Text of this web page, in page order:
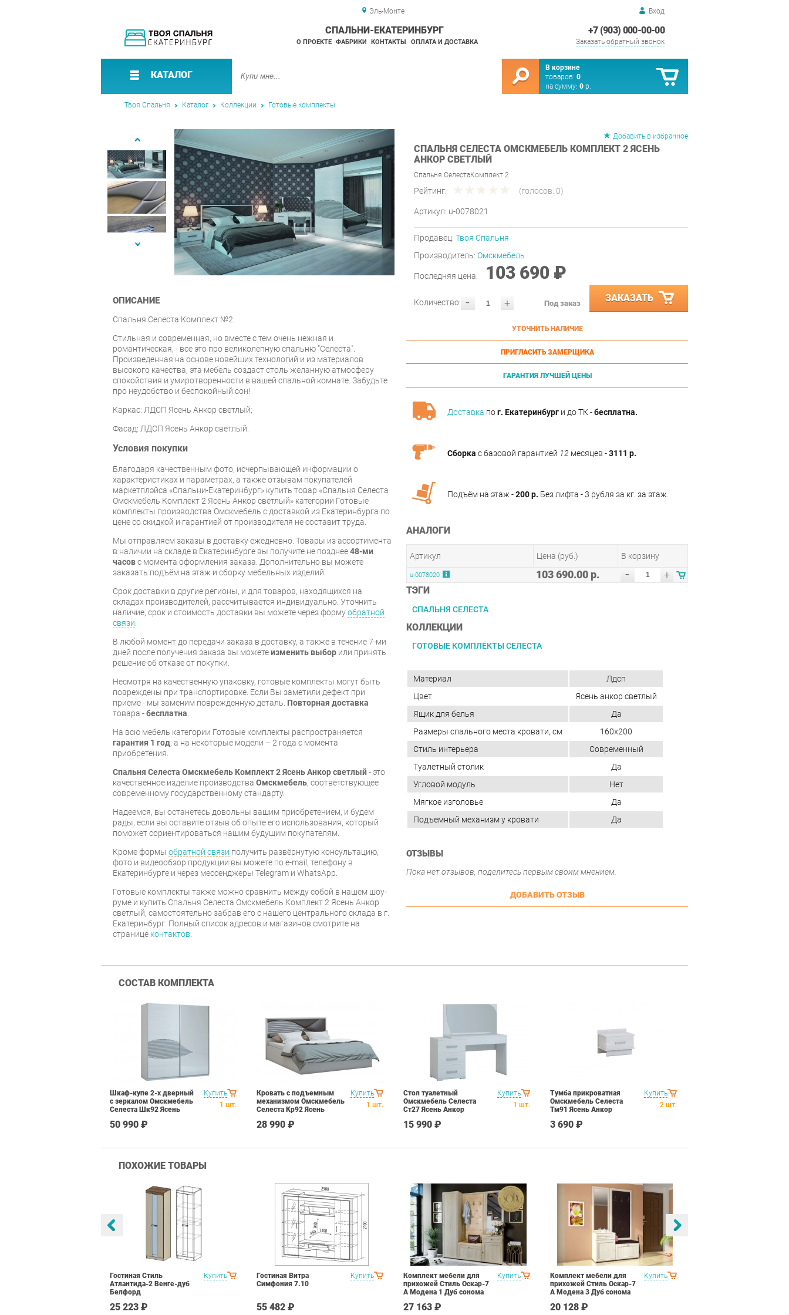
Эль-Монте Вход
+7 (903) 000-00-00
Заказать обратный звонок
СПАЛЬНИ-ЕКАТЕРИНБУРГ
О ПРОЕКТЕ ФАБРИКИ КОНТАКТЫ ОПЛАТА И ДОСТАВКА
КАТАЛОГ
В корзине
товаров: 0
на сумму: 0 р.
Твоя Спальня Каталог Коллекции Готовые комплекты
Добавить в избранное
СПАЛЬНЯ СЕЛЕСТА ОМСКМЕБЕЛЬ КОМПЛЕКТ 2 ЯСЕНЬ
АНКОР СВЕТЛЫЙ
Спальня СелестаКомплект 2
Рейтинг: (голосов: 0)
Артикул: u-0078021
Продавец: Твоя Спальня
Производитель: Омскмебель
Последняя цена: 103 690 ₽
- +
Количество: Под заказ ЗАКАЗАТЬ
УТОЧНИТЬ НАЛИЧИЕ
ПРИГЛАСИТЬ ЗАМЕРЩИКА
ГАРАНТИЯ ЛУЧШЕЙ ЦЕНЫ
Доставка пог. Екатеринбург и до ТК -бесплатна.
Сборка с базовой гарантией 12 месяцев -3111 р.
Подъём на этаж -200 р. Без лифта - 3 рубля за кг. за этаж.
АНАЛОГИ
Артикул Цена (руб.) В корзину
u-0078020 103 690.00 р. - +
ТЭГИ
СПАЛЬНЯ СЕЛЕСТА
КОЛЛЕКЦИИ
ГОТОВЫЕ КОМПЛЕКТЫ СЕЛЕСТА
ОПИСАНИЕ
Спальня Селеста Комплект №2.
Стильная и современная, но вместе с тем очень нежная и
романтическая, - все это про великолепную спальню "Селеста".
Произведенная на основе новейших технологий и из материалов
высокого качества, эта мебель создаст столь желанную атмосферу
спокойствия и умиротворенности в вашей спальной комнате. Забудьте
про неудобство и беспокойный сон!
Каркас: ЛДСП Ясень Анкор светлый;
Фасад: ЛДСП Ясень Анкор светлый.
Условия покупки
Благодаря качественным фото, исчерпывающей информации о
характеристиках и параметрах, а также отзывам покупателей
маркетплэйса «Спальни-Екатеринбург» купить товар «Спальня Селеста
Омскмебель Комплект 2 Ясень Анкор светлый» категории Готовые
комплекты производства Омскмебель с доставкой из Екатеринбурга по
цене со скидкой и гарантией от производителя не составит труда.
Мы отправляем заказы в доставку ежедневно. Товары из ассортимента
в наличии на складе в Екатеринбурге вы получите не позднее48-ми
часовс момента оформления заказа. Дополнительно вы можете
заказать подъём на этаж и сборку мебельных изделий.
Срок доставки в другие регионы, и для товаров, находящихся на
складах производителей, рассчитывается индивидуально. Уточнить
наличие, срок и стоимость доставки вы можете через формуобратной
связи
В любой момент до передачи заказа в доставку, а также в течение 7-ми
дней после получения заказа вы можетеизменить выбор или принять
решение об отказе от покупки.
Несмотря на качественную упаковку, готовые комплекты могут быть
повреждены при транспортировке. Если Вы заметили дефект при
приёме - мы заменим поврежденную деталь. Повторная доставка
товара -бесплатна
На всю мебель категории Готовые комплекты распространяется
гарантия 1 год, а на некоторые модели – 2 года с момента
приобретения.
Спальня Селеста Омскмебель Комплект 2 Ясень Анкор светлый- это
качественное изделие производства Омскмебель, соответствующее
современному государственному стандарту.
Надеемся, вы останетесь довольны вашим приобретением, и будем
рады, если вы оставите отзыв об опыте его использования, который
поможет сориентироваться нашим будущим покупателям.
Кроме формы обратной связи получить развёрнутую консультацию,
фото и видеообзор продукции вы можете по e-mail, телефону в
Екатеринбурге и через мессенджеры Telegram и WhatsApp.
Готовые комплекты также можно сравнить между собой в нашем шоу-
руме и купить Спальня Селеста Омскмебель Комплект 2 Ясень Анкор
светлый, самостоятельно забрав его с нашего центрального склада в г.
Екатеринбург. Полный список адресов и магазинов смотрите на
странице контактов
Материал
Лдсп
Цвет
Ясень анкор светлый
Ящик для белья
Да
Размеры спального места кровати, см
160x200
Стиль интерьера
Современный
Туалетный столик
Да
Угловой модуль
Нет
Мягкое изголовье
Да
Подъемный механизм у кровати
Да
ОТЗЫВЫ
Пока нет отзывов, поделитесь первым своим мнением.
ДОБАВИТЬ ОТЗЫВ
СОСТАВ КОМПЛЕКТА
Купить
Шкаф-купе 2-х дверный
с зеркалом Омскмебель
Селеста Шк92 Ясень
50 990 ₽
1 шт.
Купить
Кровать с подъемным
механизмом Омскмебель
Селеста Кр92 Ясень
28 990 ₽
1 шт.
Купить
Стол туалетный
Омскмебель Селеста
Ст27 Ясень Анкор
15 990 ₽
1 шт.
Купить
Тумба прикроватная
Омскмебель Селеста
Тм91 Ясень Анкор
3 690 ₽
2 шт.
ПОХОЖИЕ ТОВАРЫ
Купить
Гостиная Стиль
Атлантида-2 Венге-дуб
Белфорд
25 223 ₽
Купить
Гостиная Витра
Симфония 7.10
55 482 ₽
Купить
Комплект мебели для
прихожей Стиль Оскар-7
А Модена 1 Дуб сонома
27 163 ₽
Купить
Комплект мебели для
прихожей Стиль Оскар-7
А Модена 3 Дуб сонома
20 128 ₽